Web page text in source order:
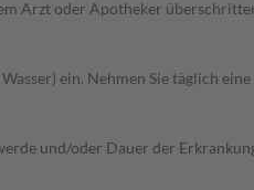
Arzt oder Apotheker
ein. Nehmen Sie täglich
und/oder Dauer der